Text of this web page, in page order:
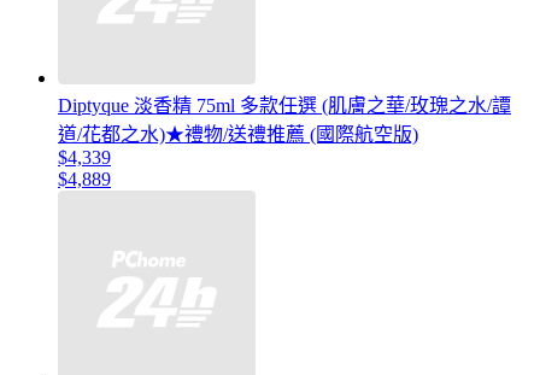
Diptyque 淡香精 75ml 多款任選 (肌膚之華/玫瑰之水/譚
道/花都之水)★禮物/送禮推薦 (國際航空版)
$4,339
$4,889